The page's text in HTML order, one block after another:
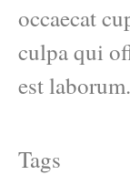
occaecat
culpa qui
est laborum.
Tags